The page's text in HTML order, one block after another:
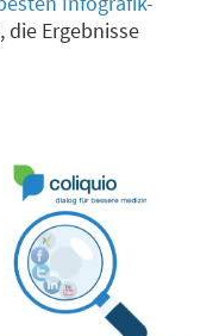
die Ergebnisse